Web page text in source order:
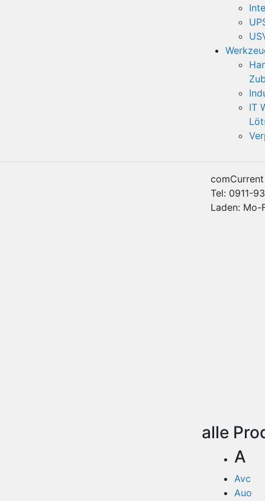
IT
Tel: 0911-
Laden: Mo-
alle
A
Avc
Auo